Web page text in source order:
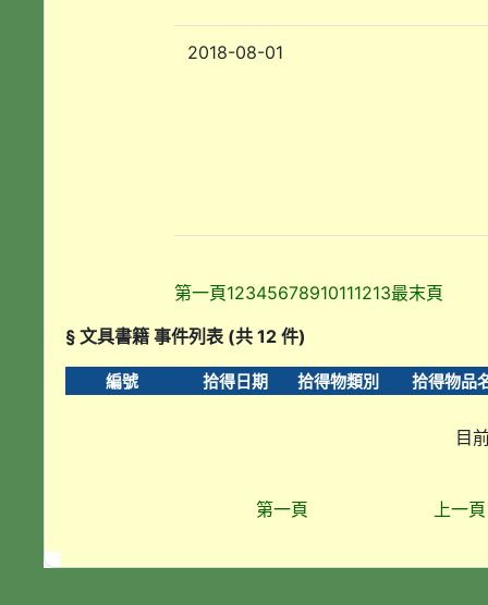
2018-08-01
第一頁12345678910111213最末頁
§ 文具書籍 事件列表 (共 12 件)
編號 拾得日期 拾得物類別 拾得物品
目
第一頁 上一頁